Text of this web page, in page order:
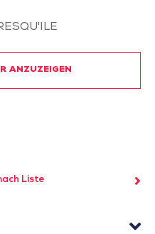
ANZUZEIGEN
Liste